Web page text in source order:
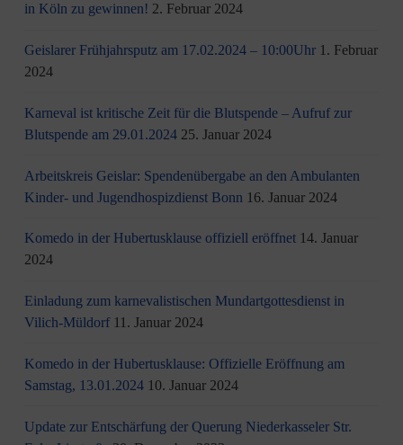
in Köln zu gewinnen! 2. Februar 2024
Geislarer Frühjahrsputz am 17.02.2024 – 10:00Uhr 1. Februar
2024
Karneval ist kritische Zeit für die Blutspende – Aufruf zur
Blutspende am 29.01.2024 25. Januar 2024
Arbeitskreis Geislar: Spendenübergabe an den Ambulanten
Kinder- und Jugendhospizdienst Bonn 16. Januar 2024
Komedo in der Hubertusklause offiziell eröffnet 14. Januar
2024
Einladung zum karnevalistischen Mundartgottesdienst in
Vilich-Müldorf 11. Januar 2024
Komedo in der Hubertusklause: Offizielle Eröffnung am
Samstag, 13.01.2024 10. Januar 2024
Update zur Entschärfung der Querung Niederkasseler Str.